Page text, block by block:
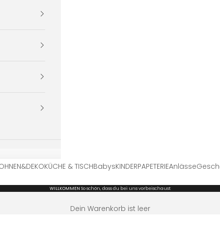
KÜCHE & TISCHBabysKINDERPAPETERIEAnlässe
WILLKOMMEN So schön, dass du bei uns vorbeischaust
Dein Warenkorb ist leer